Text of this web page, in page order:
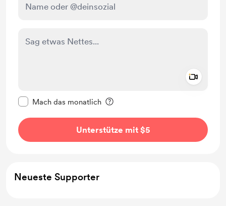
Mach das monatlich
Unterstütze mit $5
Neueste Supporter